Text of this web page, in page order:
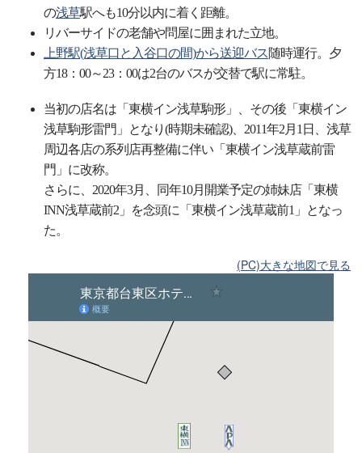
の浅草駅へも10分以内に着く距離。
リバーサイドの老舗や問屋に囲まれた立地。
上野駅(浅草口と入谷口の間)から送迎バス随時運行。夕
方18：00～23：00は2台のバスが交替で駅に常駐。
当初の店名は「東横イン浅草駒形」、その後「東横イン
浅草駒形雷門」となり(時期未確認)、2011年2月1日、浅草
周辺各店の系列店再整備に伴い「東横イン浅草蔵前雷
門」に改称。
さらに、2020年3月、同年10月開業予定の姉妹店「東横
INN浅草蔵前2」を念頭に「東横イン浅草蔵前1」となっ
た。
(PC)大きな地図で見る